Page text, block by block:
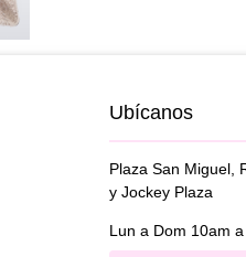
Ubícanos
Plaza San Miguel,
y Jockey Plaza
Lun a Dom 10am